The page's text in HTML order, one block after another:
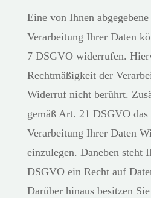
Eine von Ihnen
Verarbeitung Ihrer Daten
7 DSGVO widerrufen.
Rechtmäßigkeit der
Widerruf nicht berührt.
gemäß Art. 21 DSGVO das
Verarbeitung Ihrer Daten
einzulegen. Daneben steht
DSGVO ein Recht auf
Darüber hinaus besitzen